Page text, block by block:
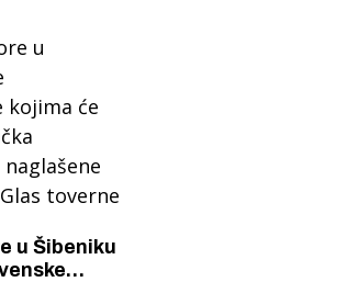
se tada u